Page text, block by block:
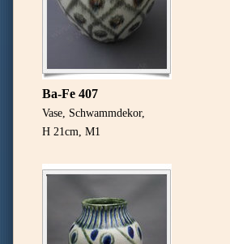
Ba-Fe 407
Vase, Schwammdekor,
H 21cm, M1